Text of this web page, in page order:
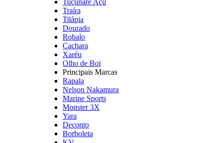
Tucunaré Açu
Traíra
Tilápia
Dourado
Robalo
Cachara
Xaréu
Olho de Boi
Principais Marcas
Rapala
Nelson Nakamura
Marine Sports
Monster 3X
Yara
Deconto
Borboleta